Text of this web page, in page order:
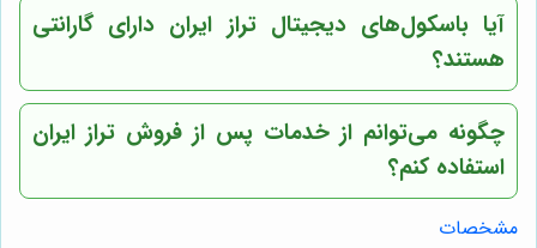
آیا باسکول‌های دیجیتال تراز ایران دارای گارانتی
هستند؟
چگونه می‌توانم از خدمات پس از فروش تراز ایران
استفاده کنم؟
مشخصات